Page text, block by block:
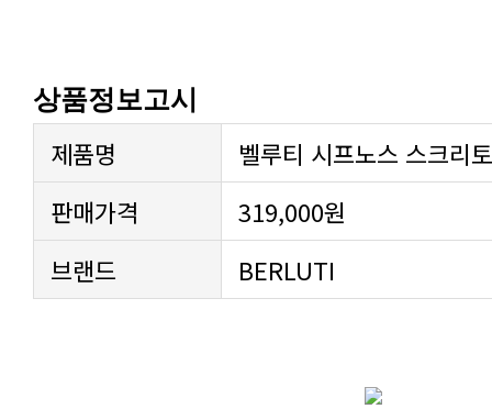
상품정보고시
제품명
벨루티 시프노스 스크리
판매가격
319,000원
브랜드
BERLUTI